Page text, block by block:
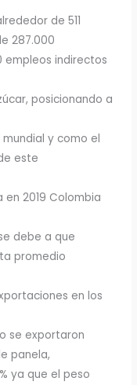
de 511
287.000
empleos indirectos
posicionando a
y como el
este
2019 Colombia
debe a que
promedio
en los
se exportaron
panela,
ya que el peso